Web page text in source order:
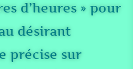
d’heures » pour
désirant
précise sur